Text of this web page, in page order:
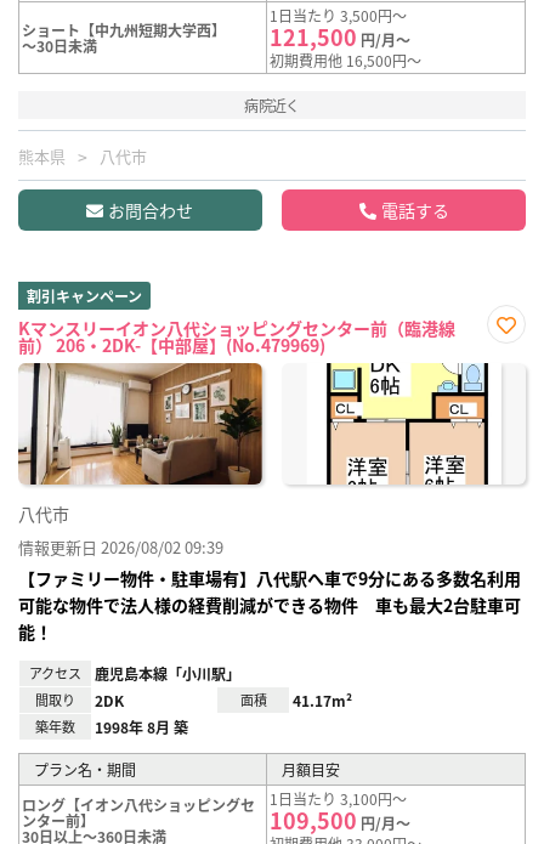
ショート【中九州短期大学西】
～30日未満
1日当たり 3,500円～
121,500 円/月～
初期費用他 16,500円～
病院近く
熊本県 八代市
お問合わせ 電話する
割引キャンペーン
Kマンスリーイオン八代ショッピングセンター前（臨港線
前） 206・2DK-【中部屋】(No.479969)
に入
八代市
情報更新日 2026/08/02 09:39
【ファミリー物件・駐車場有】八代駅へ車で9分にある多数名利用
可能な物件で法人様の経費削減ができる物件 車も最大2台駐車可
能！
アクセス 鹿児島本線「小川駅」
間取り 2DK 面積 41.17m²
築年数 1998年 8月 築
プラン名・期間
月額目安
ロング【イオン八代ショッピングセ
ンター前】
30日以上～360日未満
1日当たり 3,100円～
109,500 円/月～